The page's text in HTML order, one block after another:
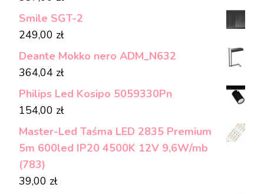
Smile SGT-2
249,00 zł
Deante Mokko nero ADM_N632
364,04 zł
Philips Led Kosipo 5059330Pn
154,00 zł
Master-Led Taśma LED 2835 Premium
5m 600led IP20 4500K 12V 9,6W/mb
(783)
39,00 zł